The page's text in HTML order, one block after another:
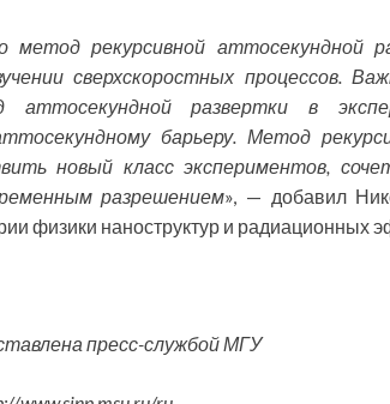
метод рекурсивной аттосекундной
сверхскоростных процессов.
аттосекундной развертки в
барьеру. Метод
новый класс экспериментов,
разрешением», — добавил
физики наноструктур и
пресс-службой МГУ